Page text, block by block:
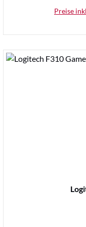
Preise
Durchschnittliche